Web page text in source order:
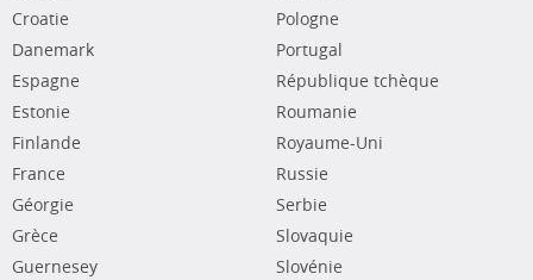
Croatie
Danemark
Espagne
Estonie
Finlande
France
Géorgie
Grèce
Guernesey
Pologne
Portugal
République tchèque
Roumanie
Royaume-Uni
Russie
Serbie
Slovaquie
Slovénie